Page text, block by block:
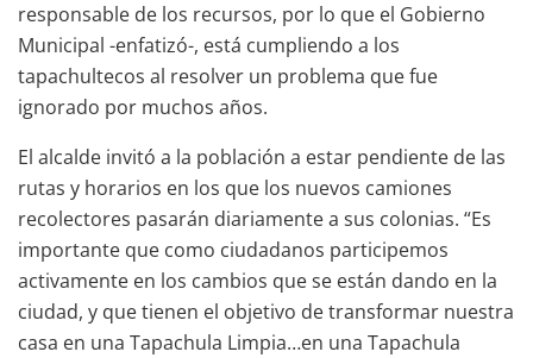
responsable de los recursos, por lo que el Gobierno
Municipal -enfatizó-, está cumpliendo a los
tapachultecos al resolver un problema que fue
ignorado por muchos años.
El alcalde invitó a la población a estar pendiente de las
rutas y horarios en los que los nuevos camiones
recolectores pasarán diariamente a sus colonias. “Es
importante que como ciudadanos participemos
activamente en los cambios que se están dando en la
ciudad, y que tienen el objetivo de transformar nuestra
casa en una Tapachula Limpia…en una Tapachula